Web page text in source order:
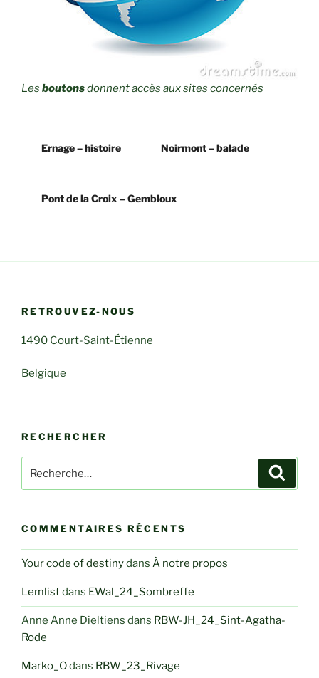
Les boutonsdonnent accès aux sites concernés
Ernage – histoire Noirmont – balade
Pont de la Croix – Gembloux
RETROUVEZ-NOUS
1490 Court-Saint-Étienne
Belgique
RECHERCHER
pour
COMMENTAIRES RÉCENTS
Your code of destinydans À notre propos
Lemlistdans EWal_24_Sombreffe
Anne Anne Dieltiens dans RBW-JH_24_Sint-Agatha-
Rode
Marko_Odans RBW_23_Rivage